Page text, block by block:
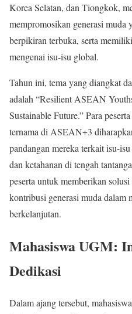
Korea Selatan, dan Tiongkok,
mempromosikan generasi muda
berpikiran terbuka, serta
mengenai isu-isu global.
Tahun ini, tema yang diangkat
adalah “Resilient ASEAN
Sustainable Future.” Para
ternama di ASEAN+3
pandangan mereka terkait isu-
dan ketahanan di tengah
peserta untuk memberikan
kontribusi generasi muda dalam
berkelanjutan.
Mahasiswa UGM:
Dedikasi
Dalam ajang tersebut,